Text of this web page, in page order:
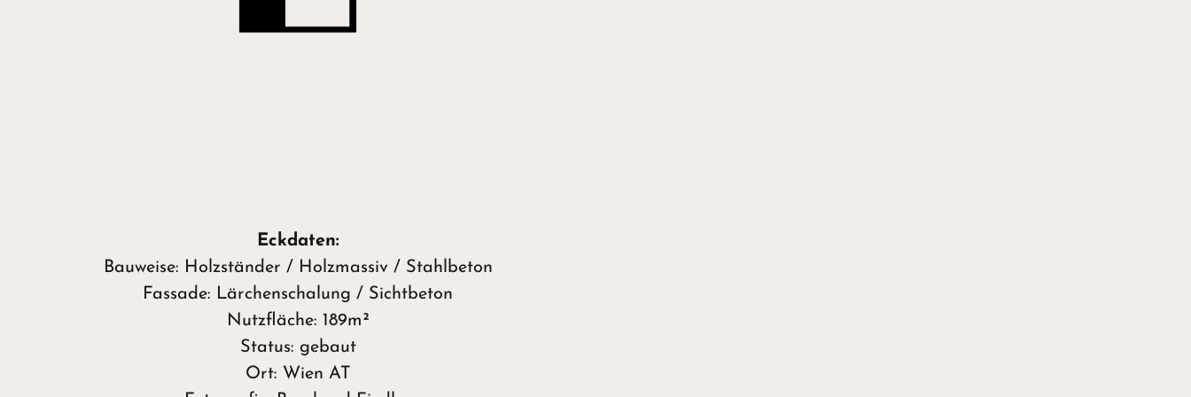
Eckdaten:
Bauweise: Holzständer / Holzmassiv / Stahlbeton
Fassade: Lärchenschalung / Sichtbeton
Nutzfläche: 189m²
Status: gebaut
Ort: Wien AT